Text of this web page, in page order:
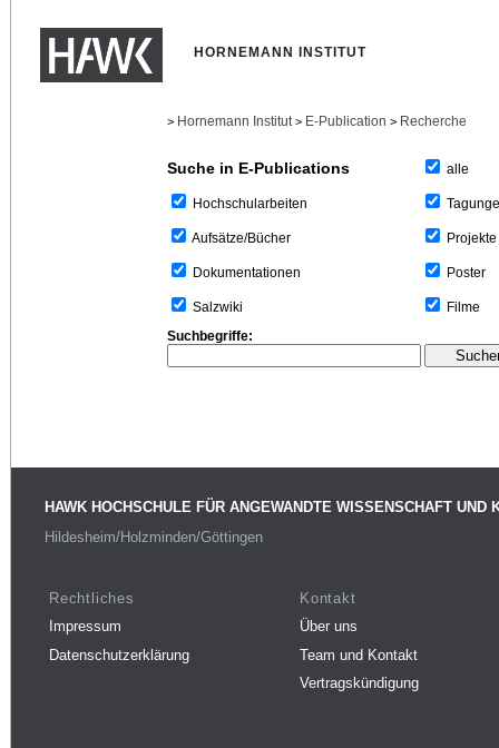
HORNEMANN INSTITUT
> Hornemann Institut > E-Publication > Recherche
Suche in E-Publications
Hochschularbeiten
Aufsätze/Bücher
Dokumentationen
Salzwiki
alle
Projekte
Poster
Filme
Suchbegriffe:
HAWK HOCHSCHULE FÜR ANGEWANDTE WISSENSCHAFT UND
Hildesheim/Holzminden/Göttingen
Rechtliches
Impressum
Datenschutzerklärung
Kontakt
Über uns
Team und Kontakt
Vertragskündigung